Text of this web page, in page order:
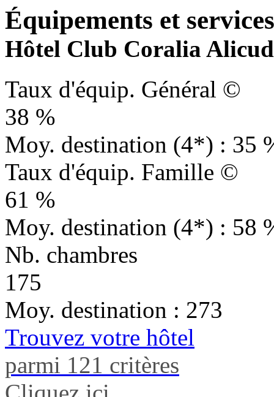
Équipements et
Hôtel Club Coralia
Taux d'équip. Général ©
38 %
Moy. destination (4*) : 35
Taux d'équip. Famille ©
61 %
Moy. destination (4*) : 58
Nb. chambres
175
Moy. destination : 273
Trouvez votre hôtel
parmi 121 critères